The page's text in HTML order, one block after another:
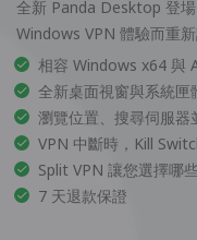
全新 Panda Desktop 登
Windows VPN 體驗而重新
相容 Windows x64 與
全新桌面視窗與系統匣
瀏覽位置、搜尋伺服器
VPN 中斷時，Kill
Split VPN 讓您選擇哪
7 天退款保證